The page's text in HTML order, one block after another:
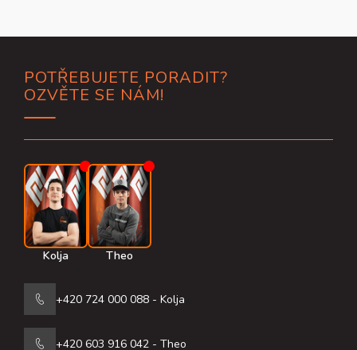
POTŘEBUJETE PORADIT?
OZVĚTE SE NÁM!
Kolja Theo
+420 724 000 088 - Kolja
+420 603 916 042 - Theo